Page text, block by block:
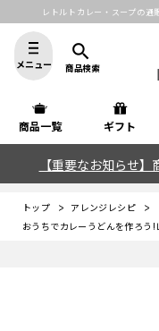
レトルトカレー・スープの
メニュー
search
商品検索
商品一覧 ギフト
【重要なお知らせ
トップ
アレンジレシピ
おうちでカレーうどんを作ろう